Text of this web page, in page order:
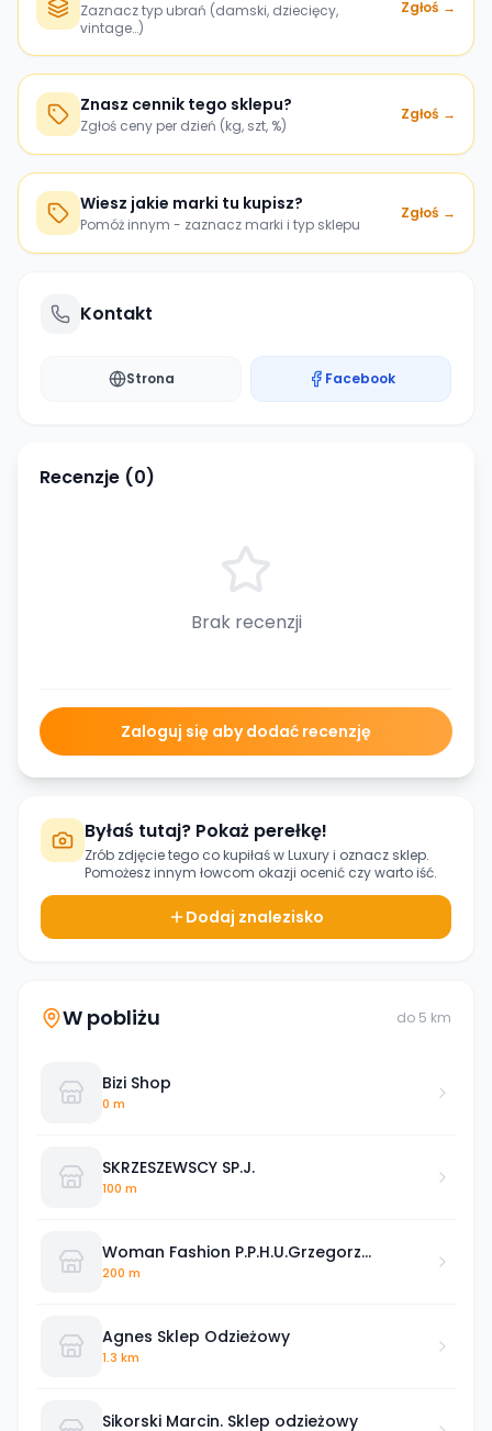
Zaznacz typ ubrań (damski, dziecięcy,
vintage…)
Zgłoś →
Znasz cennik tego sklepu?
Zgłoś ceny per dzień (kg, szt, %)
Zgłoś →
Wiesz jakie marki tu kupisz?
Pomóż innym - zaznacz marki i typ sklepu
Zgłoś →
Kontakt
Strona Facebook
Recenzje (0)
Brak recenzji
Zaloguj się aby dodać recenzję
Byłaś tutaj? Pokaż perełkę!
Zrób zdjęcie tego co kupiłaś wLuxuryi oznacz sklep.
Pomożesz innym łowcom okazji ocenić czy warto iść.
Dodaj znalezisko
W pobliżu do 5 km
Bizi Shop
0 m
SKRZESZEWSCY SP.J.
100 m
Woman Fashion P.P.H.U.Grzegorz
Tomaszewski
200 m
Agnes Sklep Odzieżowy
1.3 km
Sikorski Marcin. Sklep odzieżowy